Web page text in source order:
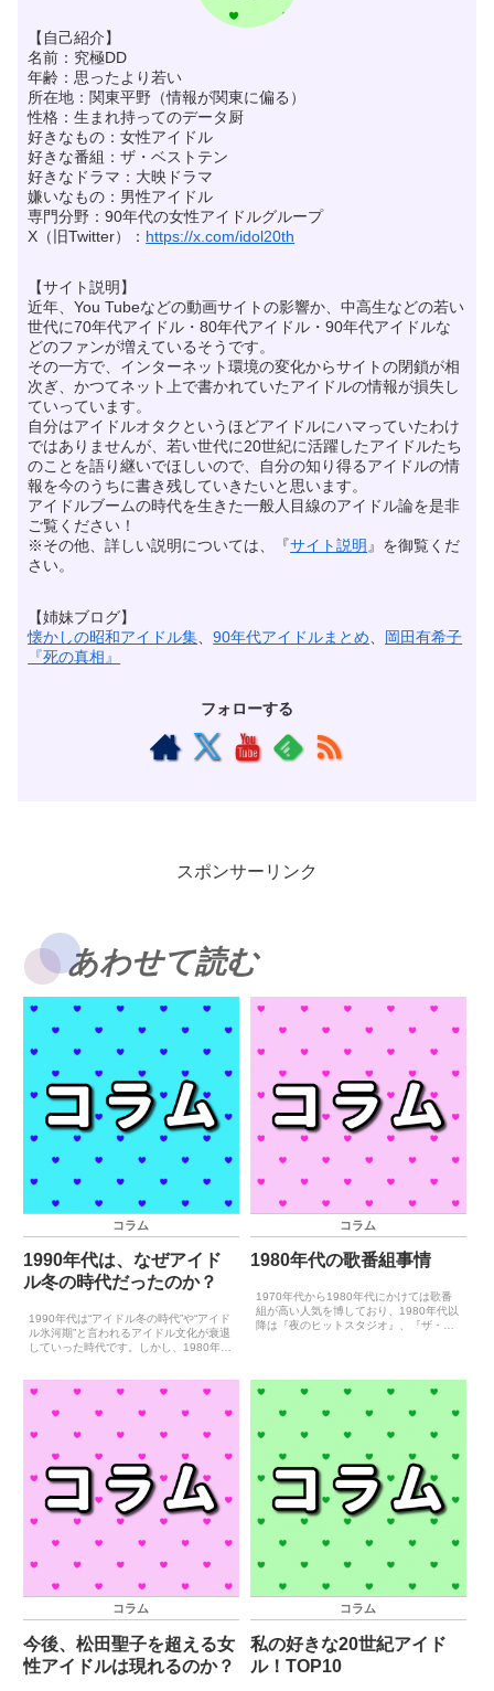
【自己紹介】
名前：究極DD
年齢：思ったより若い
所在地：関東平野（情報が関東に偏る）
性格：生まれ持ってのデータ厨
好きなもの：女性アイドル
好きな番組：ザ・ベストテン
好きなドラマ：大映ドラマ
嫌いなもの：男性アイドル
専門分野：90年代の女性アイドルグループ
X（旧Twitter）： https://x.com/idol20th
【サイト説明】
近年、You Tubeなどの動画サイトの影響か、中高生などの若い
世代に70年代アイドル・80年代アイドル・90年代アイドルな
どのファンが増えているそうです。
その一方で、インターネット環境の変化からサイトの閉鎖が相
次ぎ、かつてネット上で書かれていたアイドルの情報が損失し
ていっています。
自分はアイドルオタクというほどアイドルにハマっていたわけ
ではありませんが、若い世代に20世紀に活躍したアイドルたち
のことを語り継いでほしいので、自分の知り得るアイドルの情
報を今のうちに書き残していきたいと思います。
アイドルブームの時代を生きた一般人目線のアイドル論を是非
ご覧ください！
※その他、詳しい説明については、『サイト説明 』を御覧くだ
さい。
【姉妹ブログ】
懐かしの昭和アイドル集、90年代アイドルまとめ、
岡田有希子
『死の真相』
フォローする
スポンサーリンク
あわせて読む
コラム
1990年代は、なぜアイド
ル冬の時代だったのか？
1990年代は“アイドル冬の時代”や“アイド
ル氷河期”と言われるアイドル文化が衰退
していった時代です。しかし、1980年代
でしょうか？1980年代のアイドルブーム
コラム
1980年代の歌番組事情
1970年代から1980年代にかけては歌番
組が高い人気を博しており、1980年代以
降は『夜のヒットスタジオ』、『ザ・ベ
ゴールデンタ...
コラム
今後、松田聖子を超える女
性アイドルは現れるのか？
コラム
私の好きな20世紀アイド
ル！TOP10